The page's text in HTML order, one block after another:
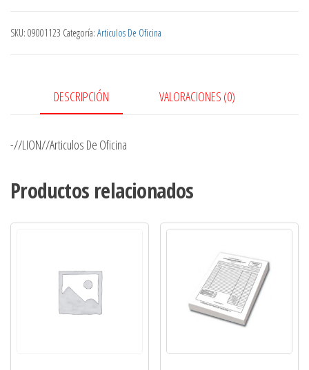
SKU: 09001123 Categoría: Articulos De Oficina
DESCRIPCIÓN VALORACIONES (0)
-//LION//Articulos De Oficina
Productos relacionados